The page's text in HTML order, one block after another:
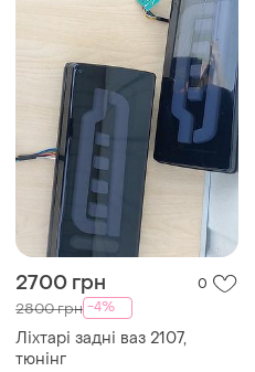
2700 грн 0
2800 грн -4%
Ліхтарі задні ваз 2107,
тюнінг